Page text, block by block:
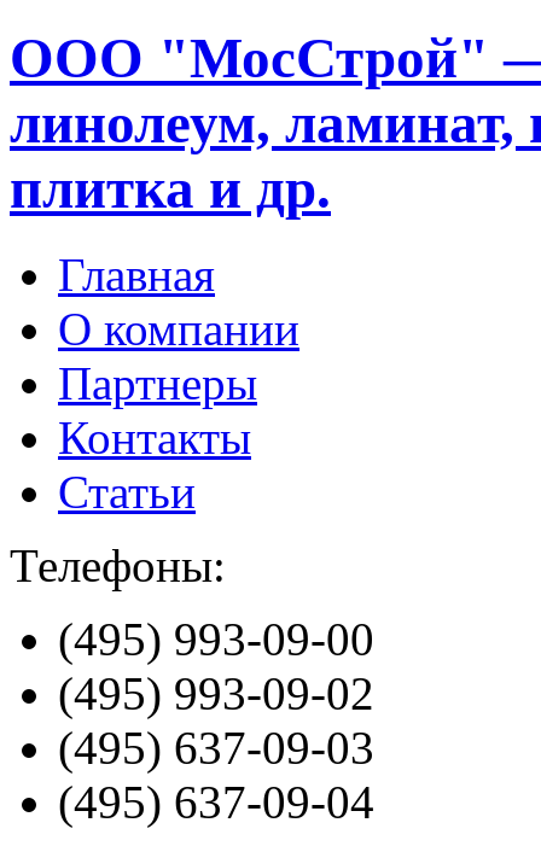
ООО "МосСтрой" —
линолеум, ламинат,
плитка и др.
Главная
О компании
Партнеры
Контакты
Статьи
Телефоны:
(495) 993-09-00
(495) 993-09-02
(495) 637-09-03
(495) 637-09-04